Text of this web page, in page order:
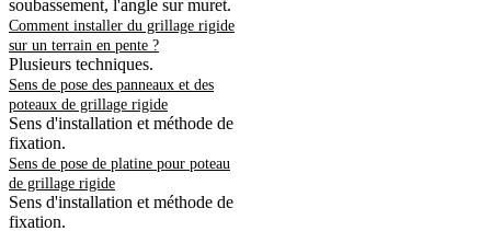
soubassement, l'angle sur muret.
Comment installer du grillage rigide
sur un terrain en pente ?
Plusieurs techniques.
Sens de pose des panneaux et des
poteaux de grillage rigide
Sens d'installation et méthode de
fixation.
Sens de pose de platine pour poteau
de grillage rigide
Sens d'installation et méthode de
fixation.